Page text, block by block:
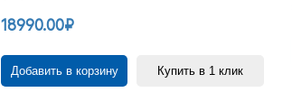
18990.00₽
Добавить в корзину Купить в 1 клик